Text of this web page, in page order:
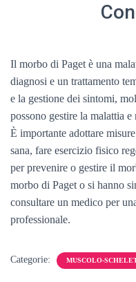
Il morbo di Paget è una
diagnosi e un trattamento
e la gestione dei sintomi,
possono gestire la malattia
È importante adottare
sana, fare esercizio fisico
per prevenire o gestire il
morbo di Paget o si hanno
consultare un medico per
professionale.
Categorie: MUSCOLO-